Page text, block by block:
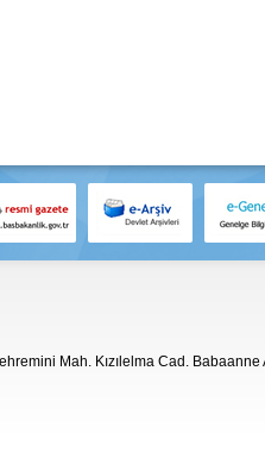
Mah. Kızılelma Cad.